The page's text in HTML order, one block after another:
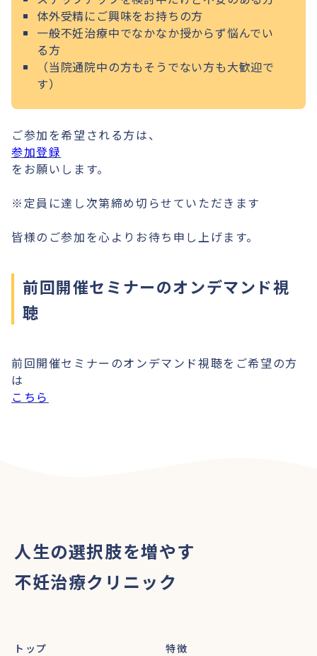
体外受精にご興味をお持ちの方
一般不妊治療中でなかなか授からず悩んでい
る方
（当院通院中の方もそうでない方も大歓迎で
す）
ご参加を希望される方は、
参加登録
をお願いします。
※定員に達し次第締め切らせていただきます
皆様のご参加を心よりお待ち申し上げます。
前回開催セミナーのオンデマンド視
聴
前回開催セミナーのオンデマンド視聴をご希望の方
は
こちら
人生の選択肢を増やす
不妊治療クリニック
トップ 特徴